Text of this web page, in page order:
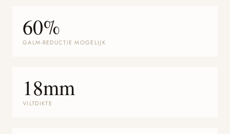
60%
GALM-REDUCTIE MOGELIJK
18mm
VILTDIKTE